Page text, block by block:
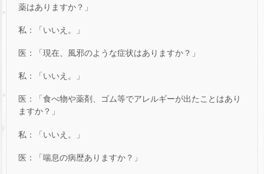
薬はありますか？」
私：「いいえ。」
医：「現在、風邪のような症状はありますか？」
私：「いいえ。」
医：「食べ物や薬剤、ゴム等でアレルギーが出たことはあり
ますか？」
私：「いいえ。」
医：「喘息の病歴ありますか？」